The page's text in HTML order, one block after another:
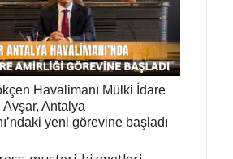
Havalimanı Mülki İdare
Antalya
yeni görevine başladı